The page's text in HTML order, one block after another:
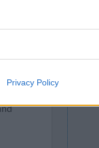
Privacy Policy